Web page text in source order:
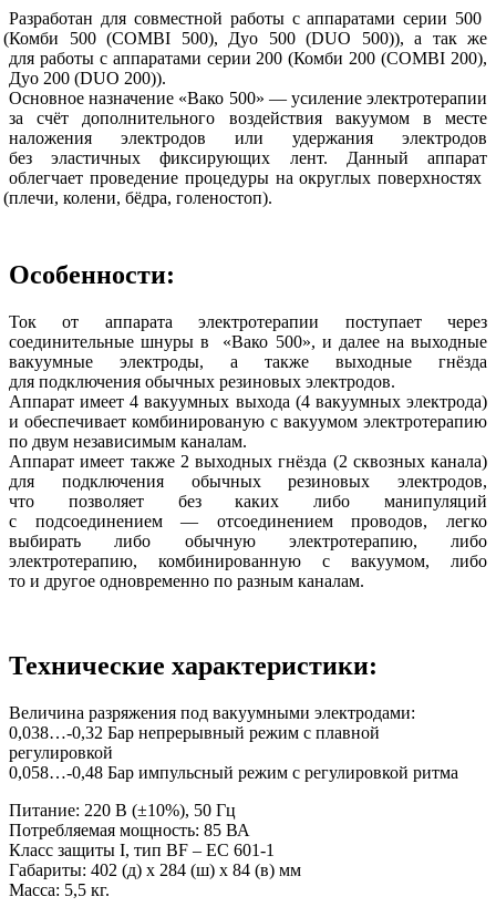
Разработан для совместной работы с аппаратами серии 500
(Комби 500 (COMBI 500), Дуо 500 (DUO 500)), а так же
для работы с аппаратами серии 200 (Комби 200 (COMBI 200),
Дуо 200 (DUO 200)).
Основное назначение «Вако 500» — усиление электротерапии
за счёт дополнительного воздействия вакуумом в месте
наложения электродов или удержания электродов
без эластичных фиксирующих лент. Данный аппарат
облегчает проведение процедуры на округлых поверхностях
(плечи, колени, бёдра, голеностоп).
Особенности:
Ток от аппарата электротерапии поступает через
соединительные шнуры в
«Вако 500», и далее на выходные
вакуумные электроды, а также выходные гнёзда
для подключения обычных резиновых электродов.
Аппарат имеет 4 вакуумных выхода (4вакуумных электрода)
и обеспечивает комбинированую с вакуумом электротерапию
по двум независимым каналам.
Аппарат имеет также 2 выходных гнёзда (2 сквозных канала)
для подключения обычных резиновых электродов,
что позволяет без каких либо манипуляций
с подсоединением — отсоединением проводов, легко
выбирать либо обычную электротерапию, либо
электротерапию, комбинированную с вакуумом, либо
то и другое одновременно по разным каналам.
Технические характеристики:
Величина разряжения под вакуумными электродами:
0,038…-0,32 Бар непрерывный режим с плавной
регулировкой
0,058…-0,48 Бар импульсный режим с регулировкой ритма
Питание: 220 В (±10%), 50 Гц
Потребляемая мощность: 85 ВА
Класс защиты I, тип BF – EC 601-1
Габариты: 402 (д) х 284 (ш) х 84 (в) мм
Масса: 5,5 кг.